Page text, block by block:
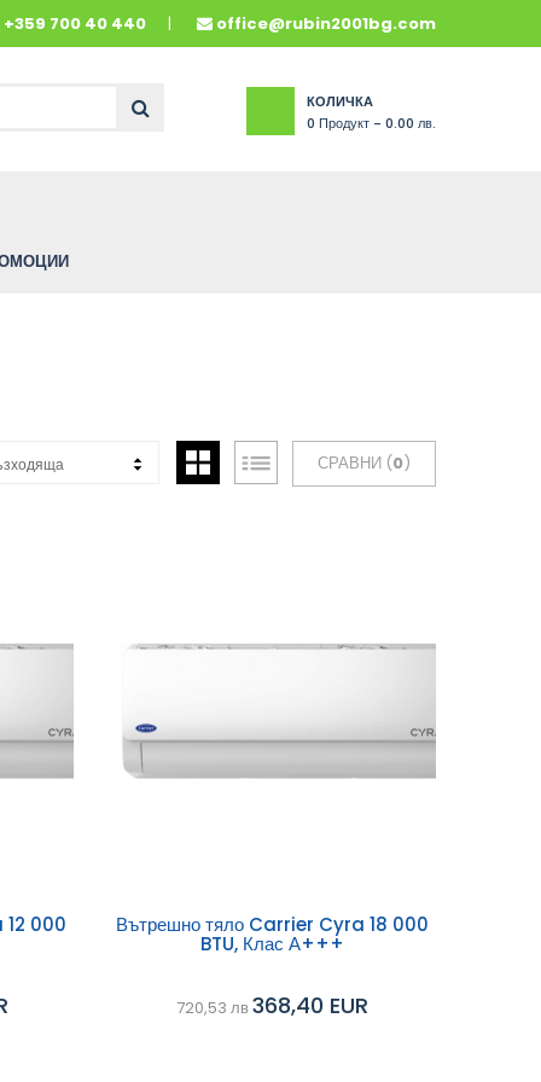
+359 700 40 440 office@rubin2001bg.com
КОЛИЧКА
0 Продукт - 0.00 лв.
СРАВНИ (0)
12 000
Добави в
Вътрешно тяло Carrier Cyra 18 000
BTU, Клас А+++
720,53 лв368,40 EUR